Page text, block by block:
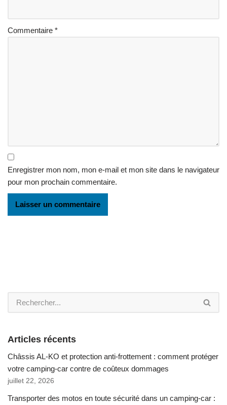
Commentaire *
Enregistrer mon nom, mon e-mail et mon site dans le navigateur
pour mon prochain commentaire.
Articles récents
Châssis AL-KO et protection anti-frottement : comment protéger
votre camping-car contre de coûteux dommages
juillet 22, 2026
Transporter des motos en toute sécurité dans un camping-car :